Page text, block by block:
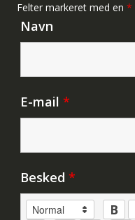
Felter markeret med en *
Navn
E-mail *
Besked *